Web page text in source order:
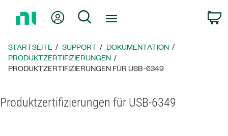
zur
Mein KontoSuche
STARTSEITE SUPPORT
DOKUMENTATION
PRODUKTZERTIFIZIERUNGEN
PRODUKTZERTIFIZIERUNGEN FÜR USB-6349
Produktzertifizierungen für USB-6349